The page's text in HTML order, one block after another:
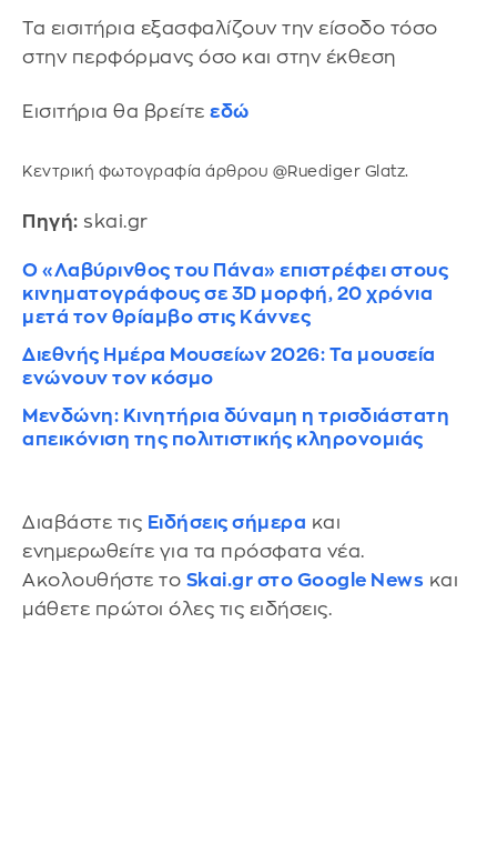
Τα εισιτήρια εξασφαλίζουν την είσοδο τόσο
στην περφόρμανς όσο και στην έκθεση
Εισιτήρια θα βρείτε εδώ
Κεντρική φωτογραφία άρθρου @Ruediger Glatz.
Πηγή: skai.gr
Ο «Λαβύρινθος του Πάνα» επιστρέφει στους
κινηματογράφους σε 3D μορφή, 20 χρόνια
μετά τον θρίαμβο στις Κάννες
Διεθνής Ημέρα Μουσείων 2026: Τα μουσεία
ενώνουν τον κόσμο
Μενδώνη: Κινητήρια δύναμη η τρισδιάστατη
απεικόνιση της πολιτιστικής κληρονομιάς
Διαβάστε τις Ειδήσεις σήμερα και
ενημερωθείτε για τα πρόσφατα νέα.
Ακολουθήστε το Skai.gr στο Google News και
μάθετε πρώτοι όλες τις ειδήσεις.